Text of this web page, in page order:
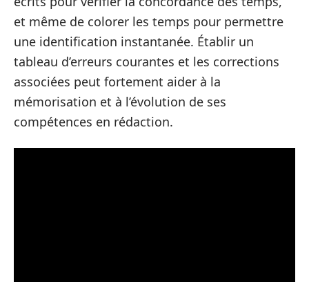
et même de colorer les temps pour permettre
une identification instantanée. Établir un
tableau d’erreurs courantes et les corrections
associées peut fortement aider à la
mémorisation et à l’évolution de ses
compétences en rédaction.